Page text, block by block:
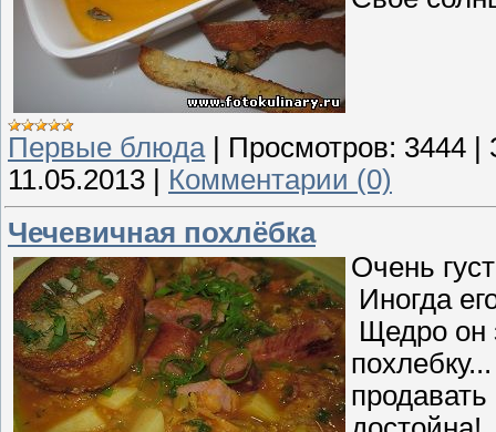
Первые блюда| Просмотров: 3444
11.05.2013
Комментарии (0)
Чечевичная похлёбка
Очень
Иногда
Щедро он